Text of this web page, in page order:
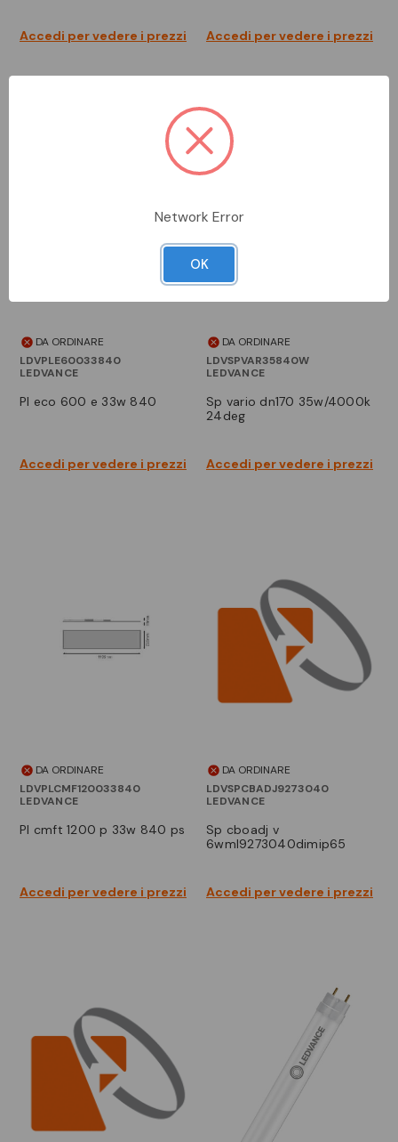
Accedi per vedere i prezzi Accedi per vedere i prezzi
DA ORDINARE
LDVPLE60033840
LEDVANCE
pl eco 600 e 33w 840
Accedi per vedere i prezzi
DA ORDINARE
LDVSPVAR35840W
LEDVANCE
sp vario dn170 35w/4000k
24deg
Accedi per vedere i prezzi
DA ORDINARE
LDVPLCMF120033840
LEDVANCE
pl cmft 1200 p 33w 840 ps
Accedi per vedere i prezzi
DA ORDINARE
LDVSPCBADJ9273040
LEDVANCE
sp cboadj v
6wml9273040dimip65
Accedi per vedere i prezzi
Network Error
OK